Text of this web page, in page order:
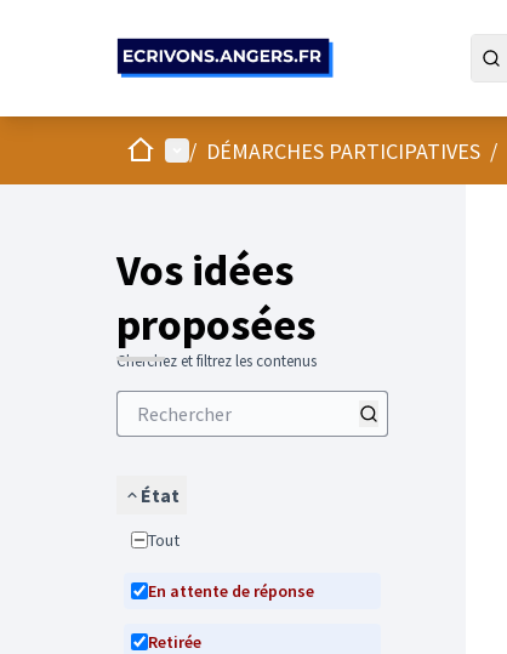
AccueilMenu principal
/ DÉMARCHES PARTICIPATIVES /
Vos idées
proposées
Cherchez et filtrez les contenus
État
Tout
En attente de réponse
Retirée